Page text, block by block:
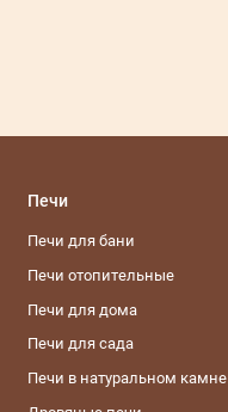
Печи
Печи для бани
Печи отопительные
Печи для дома
Печи для сада
Печи в натуральном камне